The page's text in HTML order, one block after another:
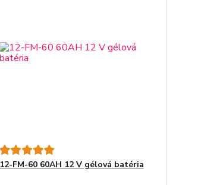
12-FM-60 60AH 12 V gélová batéria